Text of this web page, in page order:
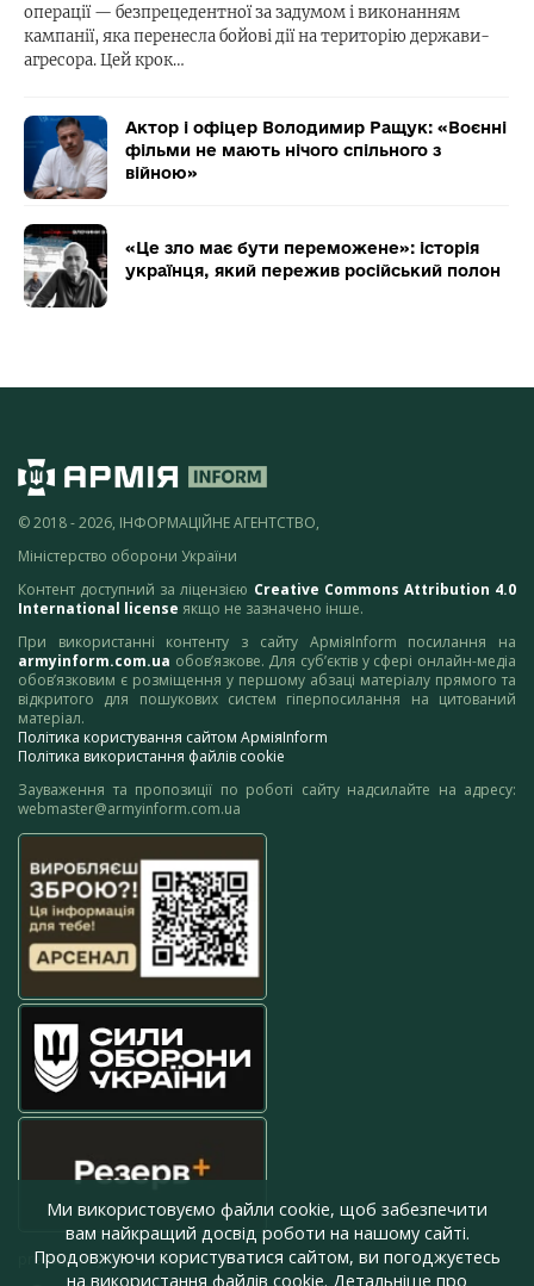
операції — безпрецедентної за задумом і виконанням
кампанії, яка перенесла бойові дії на територію держави-
агресора. Цей крок…
Актор і офіцер Володимир Ращук: «Воєнні
фільми не мають нічого спільного з
війною»
«Це зло має бути переможене»: історія
українця, який пережив російський полон
© 2018 - 2026, ІНФОРМАЦІЙНЕ АГЕНТСТВО,
Міністерство оборони України
Контент доступний за ліцензією Creative Commons Attribution 4.0
International license якщо не зазначено інше.
При використанні контенту з сайту АрміяInform посилання на
armyinform.com.ua обов’язкове. Для суб’єктів у сфері онлайн-медіа
обов’язковим є розміщення у першому абзаці матеріалу прямого та
відкритого для пошукових систем гіперпосилання на цитований
матеріал.
Політика користування сайтом АрміяInform
Політика використання файлів cookie
Зауваження та пропозиції по роботі сайту надсилайте на адресу:
webmaster@armyinform.com.ua
press@armyinform.com.ua
Ми використовуємо файли cookie, щоб забезпечити
вам найкращий досвід роботи на нашому сайті.
Продовжуючи користуватися сайтом, ви погоджуєтесь
на використання файлів cookie. Детальніше про